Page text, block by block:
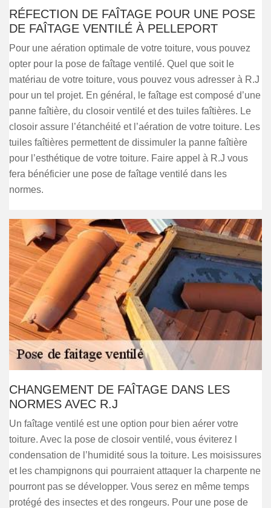
RÉFECTION DE FAÎTAGE POUR UNE POSE
DE FAÎTAGE VENTILÉ À PELLEPORT
Pour une aération optimale de votre toiture, vous pouvez
opter pour la pose de faîtage ventilé. Quel que soit le
matériau de votre toiture, vous pouvez vous adresser à R.J
pour un tel projet. En général, le faîtage est composé d’une
panne faîtière, du closoir ventilé et des tuiles faîtières. Le
closoir assure l’étanchéité et l’aération de votre toiture. Les
tuiles faîtières permettent de dissimuler la panne faîtière
pour l’esthétique de votre toiture. Faire appel à R.J vous
fera bénéficier une pose de faîtage ventilé dans les
normes.
CHANGEMENT DE FAÎTAGE DANS LES
NORMES AVEC R.J
Un faîtage ventilé est une option pour bien aérer votre
toiture. Avec la pose de closoir ventilé, vous éviterez l
condensation de l’humidité sous la toiture. Les moisissures
et les champignons qui pourraient attaquer la charpente ne
pourront pas se développer. Vous serez en même temps
protégé des insectes et des rongeurs. Pour une pose de